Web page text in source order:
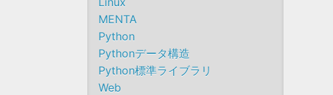
MENTA
Python
Pythonデータ構造
Python標準ライブラリ
Web